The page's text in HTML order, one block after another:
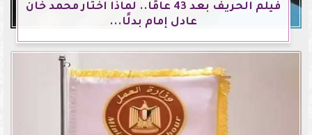
فيلم الحريف بعد 43 عامًا.. لماذا اختار محمد خان
عادل إمام بدلًا...